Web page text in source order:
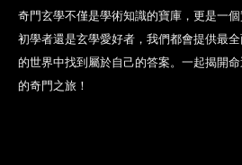
奇門玄學不僅是學術知識的寶庫，更是一
初學者還是玄學愛好者，我們都會提供最
的世界中找到屬於自己的答案。一起揭開
的奇門之旅！